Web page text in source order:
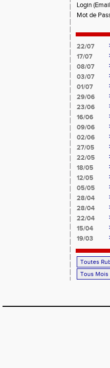
Login
Mot de
22/07
17/07
08/07
03/07
01/07
29/06
23/06
16/06
09/06
02/06
27/05
22/05
18/05
12/05
05/05
28/04
28/04
22/04
15/04
19/03